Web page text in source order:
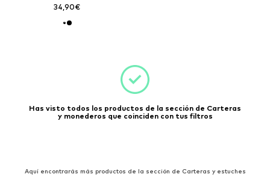
34,90€
Has visto todos los productos de la sección de Carteras
y monederos que coinciden con tus filtros
Aquí encontrarás más productos de la sección de Carteras y estuches